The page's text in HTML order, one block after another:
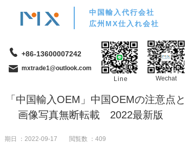
中国輸入代行会社
広州MX仕入れ会社
「中国輸入OEM」中国OEMの注意点と
画像写真無断転載 2022最新版
期日 ：2022-09-17 閲覧数 ： 409
mxtrade1@outlook.com
+86-13600007242
Wechat
Line